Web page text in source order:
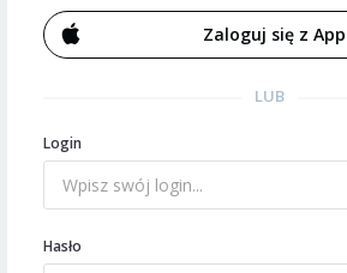
Zaloguj się z
LUB
Login
Hasło